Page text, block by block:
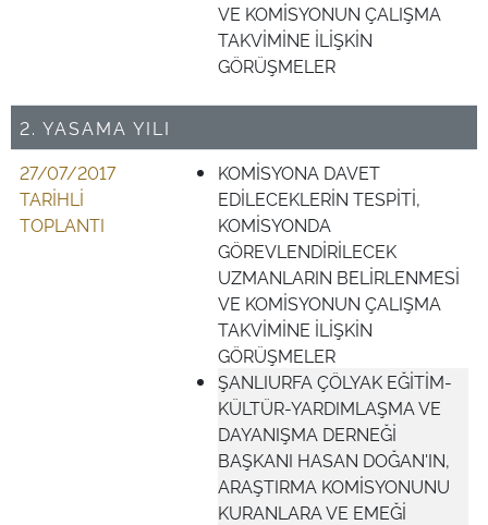
VE KOMİSYONUN ÇALIŞMA
TAKVİMİNE İLİŞKİN
GÖRÜŞMELER
2. YASAMA YILI
27/07/2017
TARİHLİ
TOPLANTI
KOMİSYONA DAVET
EDİLECEKLERİN TESPİTİ,
KOMİSYONDA
GÖREVLENDİRİLECEK
UZMANLARIN BELİRLENMESİ
VE KOMİSYONUN ÇALIŞMA
TAKVİMİNE İLİŞKİN
GÖRÜŞMELER
ŞANLIURFA ÇÖLYAK EĞİTİM-
KÜLTÜR-YARDIMLAŞMA VE
DAYANIŞMA DERNEĞİ
BAŞKANI HASAN DOĞAN'IN,
ARAŞTIRMA KOMİSYONUNU
KURANLARA VE EMEĞİ